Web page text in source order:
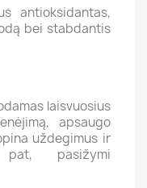
antioksidantas,
bei stabdantis
laisvuosius
apsaugo
uždegimus ir
pasižymi